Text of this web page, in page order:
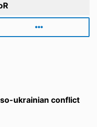
ukrainian conflict